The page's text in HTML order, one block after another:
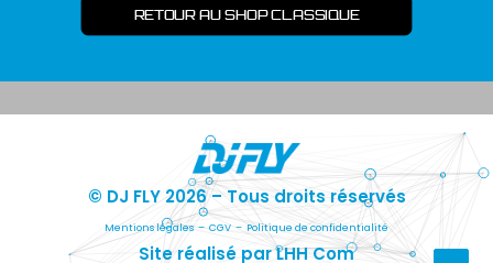
RETOUR AU SHOP CLASSIQUE
© DJ FLY 2026 – Tous droits réservés
Mentions légales – CGV – Politique de confidentialité
Site réalisé par LHH Com